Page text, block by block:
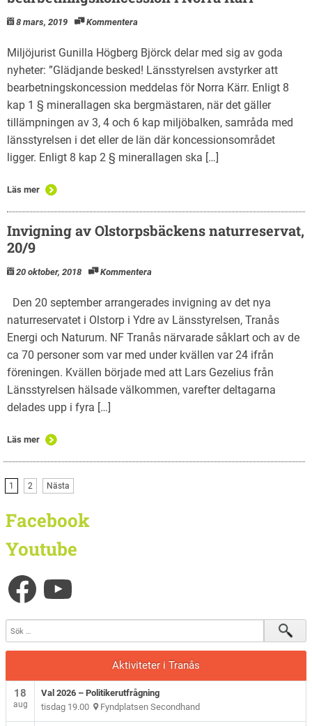
8 mars, 2019 Kommentera
Miljöjurist Gunilla Högberg Björck delar med sig av goda
nyheter: ”Glädjande besked! Länsstyrelsen avstyrker att
bearbetningskoncession meddelas för Norra Kärr. Enligt 8
kap 1 § minerallagen ska bergmästaren, när det gäller
tillämpningen av 3, 4 och 6 kap miljöbalken, samråda med
länsstyrelsen i det eller de län där koncessionsområdet
ligger. Enligt 8 kap 2 § minerallagen ska […]
Läs mer
Invigning av Olstorpsbäckens naturreservat,
20/9
20 oktober, 2018 Kommentera
Den 20 september arrangerades invigning av det nya
naturreservatet i Olstorp i Ydre av Länsstyrelsen, Tranås
Energi och Naturum. NF Tranås närvarade såklart och av de
ca 70 personer som var med under kvällen var 24 ifrån
föreningen. Kvällen började med att Lars Gezelius från
Länsstyrelsen hälsade välkommen, varefter deltagarna
delades upp i fyra […]
Läs mer
1 2 Nästa
Facebook
Youtube
Aktiviteter i Tranås
18
aug
Val 2026 – Politikerutfrågning
tisdag 19.00 Fyndplatsen Secondhand